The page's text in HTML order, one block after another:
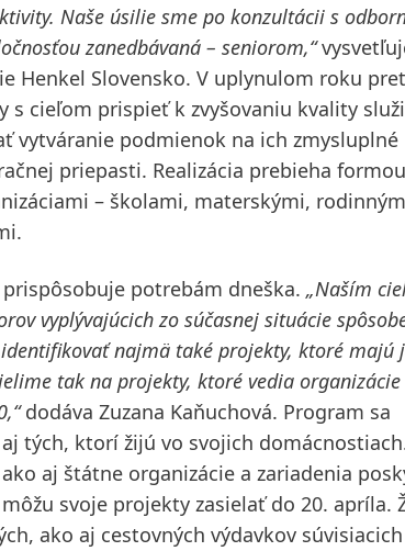
Naše úsilie sme po konzultácii s
zanedbávaná – seniorom,“
Henkel Slovensko. V uplynulom roku
s cieľom prispieť k zvyšovaniu kvality
vytváranie podmienok na ich zmysluplné
priepasti. Realizácia prebieha formou
– školami, materskými,
potrebám dneška. „Naším
vyplývajúcich zo súčasnej situácie
najmä také projekty, ktoré majú
tak na projekty, ktoré vedia organizácie
dodáva Zuzana Kaňuchová. Program sa
tých, ktorí žijú vo svojich
aj štátne organizácie a zariadenia
svoje projekty zasielať do 20. apríla.
ako aj cestovných výdavkov